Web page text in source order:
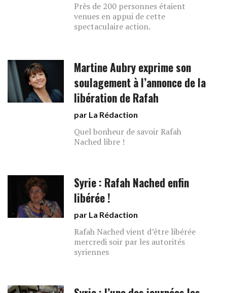
Près de 200 personnes étaient
venues en appui de cette
spectaculaire action.
Martine Aubry exprime son
soulagement à l’annonce de la
libération de Rafah
par La Rédaction
Quel bonheur de savoir Rafah
Nached libre !
Syrie : Rafah Nached enfin
libérée !
par La Rédaction
Rafah Nached vient d’être libérée
mercredi soir par les autorités
syriennes